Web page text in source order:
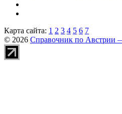
Карта сайта: 1 2 3 4 5 6 7
© 2026 Справочник по Австрии